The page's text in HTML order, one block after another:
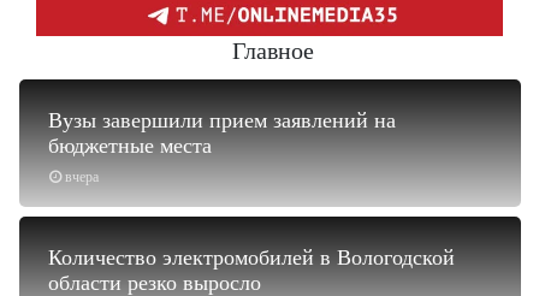
Главное
вчера
Вузы завершили прием заявлений на
бюджетные места
Количество электромобилей в Вологодской
области резко выросло